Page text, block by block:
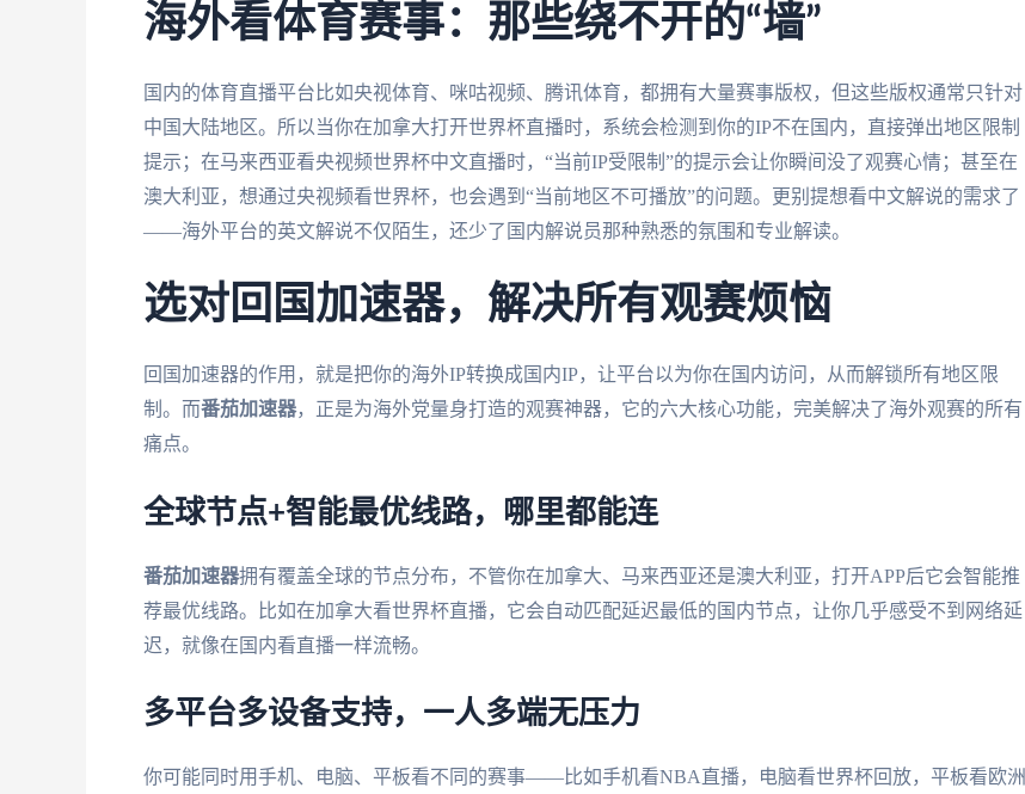
海外看体育赛事：那些绕不开的“墙”
国内的体育直播平台比如央视体育、咪咕视频、腾讯体育，都拥有大量赛事版权，但这些版权通常只针对
中国大陆地区。所以当你在加拿大打开世界杯直播时，系统会检测到你的IP不在国内，直接弹出地区限制
提示；在马来西亚看央视频世界杯中文直播时，“当前IP受限制”的提示会让你瞬间没了观赛心情；甚至在
澳大利亚，想通过央视频看世界杯，也会遇到“当前地区不可播放”的问题。更别提想看中文解说的需求了
——海外平台的英文解说不仅陌生，还少了国内解说员那种熟悉的氛围和专业解读。
选对回国加速器，解决所有观赛烦恼
回国加速器的作用，就是把你的海外IP转换成国内IP，让平台以为你在国内访问，从而解锁所有地区限
制。而番茄加速器，正是为海外党量身打造的观赛神器，它的六大核心功能，完美解决了海外观赛的所有
痛点。
全球节点+智能最优线路，哪里都能连
番茄加速器拥有覆盖全球的节点分布，不管你在加拿大、马来西亚还是澳大利亚，打开APP后它会智能推
荐最优线路。比如在加拿大看世界杯直播，它会自动匹配延迟最低的国内节点，让你几乎感受不到网络延
迟，就像在国内看直播一样流畅。
多平台多设备支持，一人多端无压力
你可能同时用手机、电脑、平板看不同的赛事——比如手机看NBA直播，电脑看世界杯回放，平板看欧洲